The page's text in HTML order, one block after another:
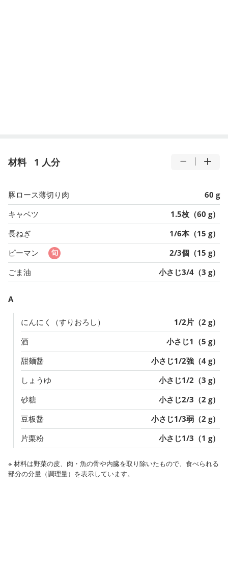
材料 1 人分
豚ロース薄切り肉
60 g
キャベツ
1.5枚（60 g）
長ねぎ
1/6本（15 g）
ピーマン
2/3個（15 g）
ごま油
小さじ3/4（3 g）
A
にんにく（すりおろし）
1/2片（2 g）
酒
小さじ1（5 g）
甜麺醤
小さじ1/2強（4 g）
しょうゆ
小さじ1/2（3 g）
砂糖
小さじ2/3（2 g）
豆板醤
小さじ1/3弱（2 g）
片栗粉
小さじ1/3（1 g）
※ 材料は野菜の皮、肉・魚の骨や内臓を取り除いたもので、食べられる
部分の分量（調理量）を表示しています。